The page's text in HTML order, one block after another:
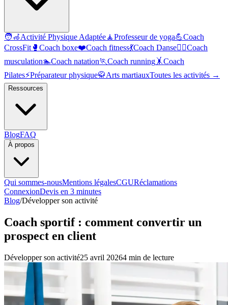
🧑‍🦽Activité Physique Adaptée🧘Professeur de yoga💪Coach
CrossFit 🥊 Coach boxe❤️Coach fitness💃Coach Danse🏋️‍♂️Coach
musculation🏊Coach natation🏃Coach running 🤸Coach
Pilates⚡Préparateur physique🥋Arts martiauxToutes les activités →
Ressources
BlogFAQ
À propos
Qui sommes-nousMentions légalesCGURéclamations
ConnexionDevis en 3 minutes
Blog/Développer son activité
Coach sportif : comment convertir un
prospect en client
Développer son activité25 avril 20264 min de lecture